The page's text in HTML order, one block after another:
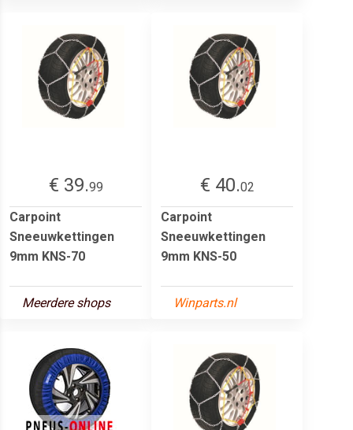
€ 39.99
Carpoint
Sneeuwkettingen
9mm KNS-70
Meerdere shops
€ 40.02
Carpoint
Sneeuwkettingen
9mm KNS-50
Winparts.nl